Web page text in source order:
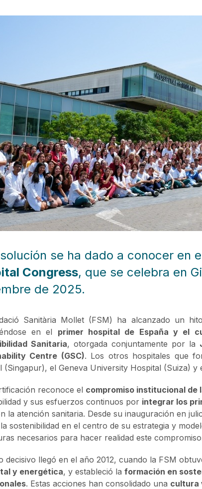
se ha dado a conocer en
Congress, que se celebra en
de 2025.
Sanitària Mollet (FSM) ha alcanzado un
en el primer hospital de España y el
Sanitaria, otorgada conjuntamente por la
Centre (GSC). Los otros hospitales que
(Singapur), el Geneva University Hospital (Suiza) y
reconoce el compromiso institucional
y sus esfuerzos continuos por integrar los
la atención sanitaria. Desde su inauguración en
sostenibilidad en el centro de su estrategia y
necesarios para hacer realidad este
decisivo llegó en el año 2012, cuando la FSM
y energética, y estableció la formación en
. Estas acciones han consolidado una cultura